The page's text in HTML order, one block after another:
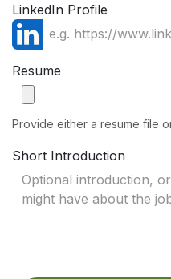
LinkedIn Profile
Resume
Provide either a resume file
Short Introduction